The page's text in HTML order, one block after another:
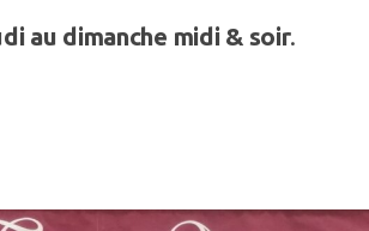
au dimanche midi & soir.